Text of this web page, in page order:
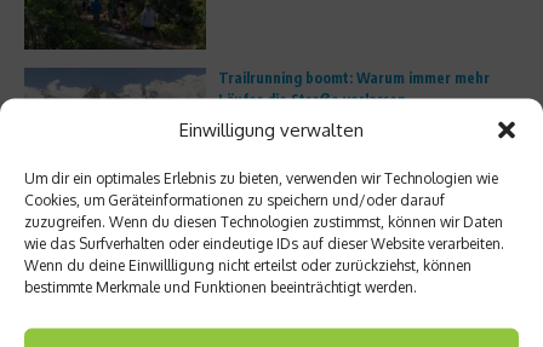
Einwilligung verwalten
Um dir ein optimales Erlebnis zu bieten, verwenden wir Technologien wie
Cookies, um Geräteinformationen zu speichern und/oder darauf
zuzugreifen. Wenn du diesen Technologien zustimmst, können wir Daten
wie das Surfverhalten oder eindeutige IDs auf dieser Website verarbeiten.
Wenn du deine Einwillligung nicht erteilst oder zurückziehst, können
bestimmte Merkmale und Funktionen beeinträchtigt werden.
Trailrunning boomt: Warum immer mehr
Läufer die Straße verlassen
Porsche Escapes – Edler Bildband zu den
besten Roadtrips der Welt